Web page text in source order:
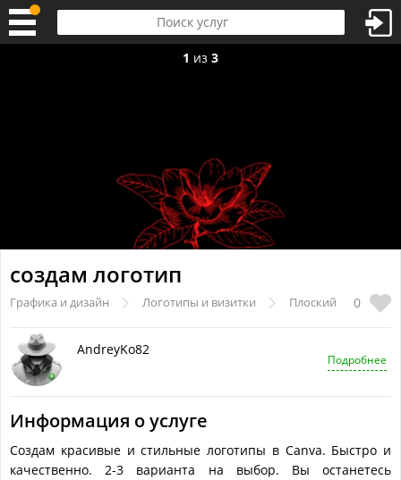
1 из 3
создам логотип
0
Графика и дизайн Логотипы и визитки Плоский
AndreyKo82
Подробнее
Информация о услуге
Создам красивые и стильные логотипы в Canva. Быстро и
качественно. 2-3 варианта на выбор. Вы останетесь